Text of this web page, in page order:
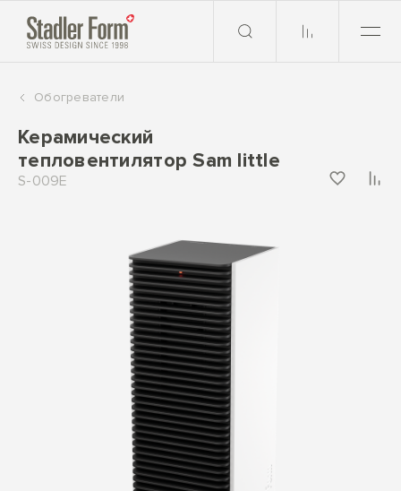
Обогреватели
Керамический
тепловентилятор Sam little
S-009E